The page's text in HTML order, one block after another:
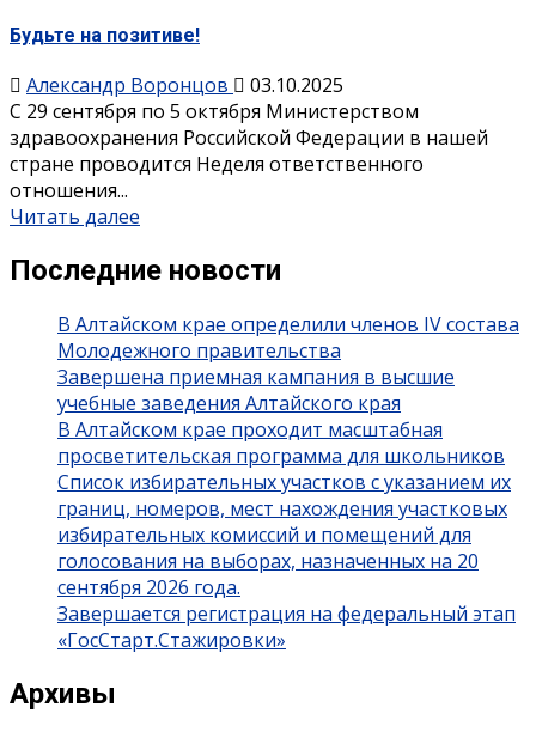
Будьте на позитиве!
Александр Воронцов
03.10.2025
С 29 сентября по 5 октября Министерством
здравоохранения Российской Федерации в нашей
стране проводится Неделя ответственного
отношения...
Читать далее
Последние новости
В Алтайском крае определили членов IV состава
Молодежного правительства
Завершена приемная кампания в высшие
учебные заведения Алтайского края
В Алтайском крае проходит масштабная
просветительская программа для школьников
Список избирательных участков с указанием их
границ, номеров, мест нахождения участковых
избирательных комиссий и помещений для
голосования на выборах, назначенных на 20
сентября 2026 года.
Завершается регистрация на федеральный этап
«ГосСтарт.Стажировки»
Архивы